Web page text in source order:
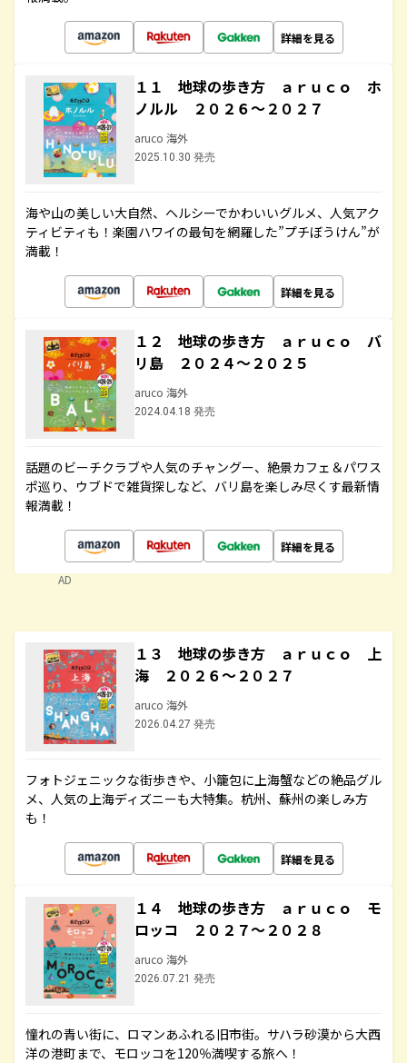
詳細を見る
１１ 地球の歩き方 ａｒｕｃｏ ホ
ノルル ２０２６～２０２７
aruco 海外
2025.10.30 発売
海や山の美しい大自然、ヘルシーでかわいいグルメ、人気アク
ティビティも！楽園ハワイの最旬を網羅した”プチぼうけん”が
満載！
詳細を見る
１２ 地球の歩き方 ａｒｕｃｏ バ
リ島 ２０２４～２０２５
aruco 海外
2024.04.18 発売
話題のビーチクラブや人気のチャングー、絶景カフェ＆パワス
ポ巡り、ウブドで雑貨探しなど、バリ島を楽しみ尽くす最新情
報満載！
詳細を見る
AD
１３ 地球の歩き方 ａｒｕｃｏ 上
海 ２０２６～２０２７
aruco 海外
2026.04.27 発売
フォトジェニックな街歩きや、小籠包に上海蟹などの絶品グル
メ、人気の上海ディズニーも大特集。杭州、蘇州の楽しみ方
も！
詳細を見る
１４ 地球の歩き方 ａｒｕｃｏ モ
ロッコ ２０２７～２０２８
aruco 海外
2026.07.21 発売
憧れの青い街に、ロマンあふれる旧市街。サハラ砂漠から大西
洋の港町まで、モロッコを120％満喫する旅へ！